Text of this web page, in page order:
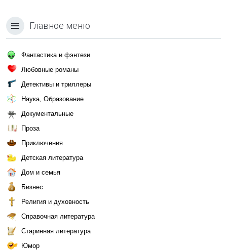
Главное меню
Фантастика и фэнтези
Любовные романы
Детективы и триллеры
Наука, Образование
Документальные
Проза
Приключения
Детская литература
Дом и семья
Бизнес
Религия и духовность
Справочная литература
Старинная литература
Юмор